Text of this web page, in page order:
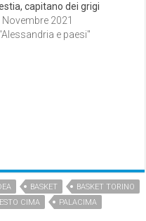
capitano dei grigi
Novembre 2021
"Alessandria e paesi"
BASKET
BASKET TORINO
CIMA PALACIMA